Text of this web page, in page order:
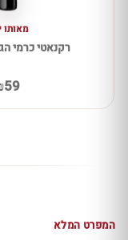
מאותו
רקנאטי כרמי
המפרט המלא